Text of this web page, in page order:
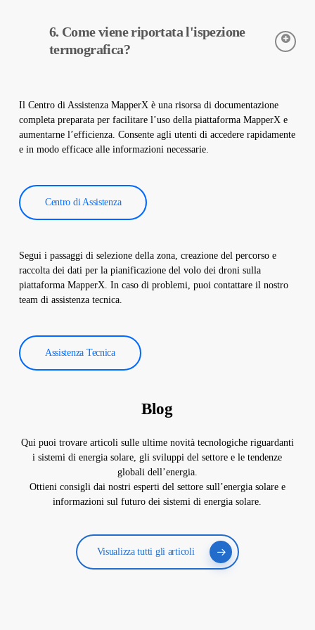
precisione le temperature delle apparecchiature negli impianti
solari. Queste telecamere aiutano nella diagnosi precoce dei
6. Come viene riportata l'ispezione
termografica?
sono utilizzati per migliorare l’efficienza degli impianti solari e
ridurre i costi operativi.
Il Centro di Assistenza MapperX è una risorsa di documentazione
completa preparata per facilitare l’uso della piattaforma MapperX e
aumentarne l’efficienza. Consente agli utenti di accedere rapidamente
e in modo efficace alle informazioni necessarie.
Centro di Assistenza
Segui i passaggi di selezione della zona, creazione del percorso e
raccolta dei dati per la pianificazione del volo dei droni sulla
piattaforma MapperX. In caso di problemi, puoi contattare il nostro
team di assistenza tecnica.
Assistenza Tecnica
Blog
Qui puoi trovare articoli sulle ultime novità tecnologiche riguardanti
i sistemi di energia solare, gli sviluppi del settore e le tendenze
globali dell’energia.
Ottieni consigli dai nostri esperti del settore sull’energia solare e
informazioni sul futuro dei sistemi di energia solare.
Visualizza tutti gli articoli